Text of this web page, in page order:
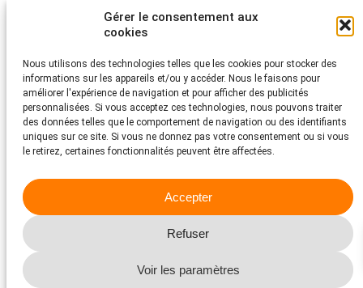
Gérer le consentement aux
cookies
Nous utilisons des technologies telles que les cookies pour stocker des
informations sur les appareils et/ou y accéder. Nous le faisons pour
améliorer l'expérience de navigation et pour afficher des publicités
personnalisées. Si vous acceptez ces technologies, nous pouvons traiter
des données telles que le comportement de navigation ou des identifiants
uniques sur ce site. Si vous ne donnez pas votre consentement ou si vous
le retirez, certaines fonctionnalités peuvent être affectées.
Accepter
Refuser
Voir les paramètres
Les animaux ont besoin d’aide – la vôtre aussi. Soutenez le travail
du Protection Suisse des Animaux PSA
Faire un don
Protection Suisse des Animaux PSA
CH-4053 Bâle
psa@protection-animaux.com
Instagram
© 2026 Protection Suisse des Animaux PSA